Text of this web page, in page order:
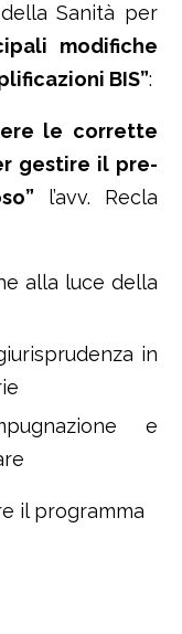
Sanità per
modifiche
BIS”:
le corrette
gestire il pre-
l’avv. Recla
alla luce della
in
e
il programma